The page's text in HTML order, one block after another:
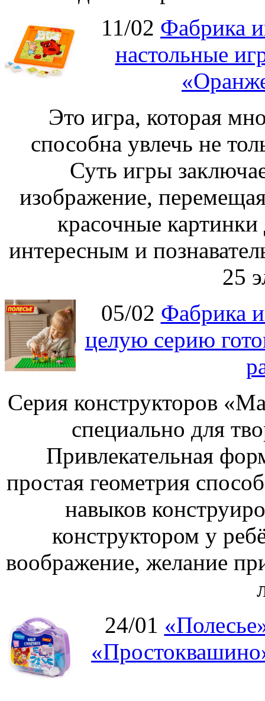
11/02 Фабрика
настольные
Это игра, которая
способна увлечь не
Суть игры
изображение,
красочные
интересным и
25
05/02 Фабрика
целую серию
Серия конструкторов
специально для
Привлекательная
простая геометрия
навыков
конструктором у
воображение, желание
24/01